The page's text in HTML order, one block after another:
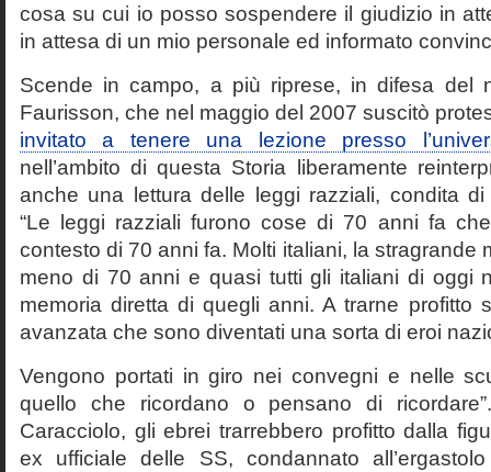
cosa su cui io posso sospendere il giudizio in
in attesa di un mio personale ed informato
Scende in campo, a più riprese, in difesa del
Faurisson, che nel maggio del 2007 suscitò
invitato a tenere una lezione presso
nell’ambito di questa Storia liberamente
anche una lettura delle leggi razziali, condita di
“Le leggi razziali furono cose di 70 anni fa
contesto di 70 anni fa. Molti italiani, la stragrande
meno di 70 anni e quasi tutti gli italiani di oggi
memoria diretta di quegli anni. A trarne profitto
avanzata che sono diventati una sorta di eroi
Vengono portati in giro nei convegni e nelle
quello che ricordano o pensano di
Caracciolo, gli ebrei trarrebbero profitto dalla
ex ufficiale delle SS, condannato